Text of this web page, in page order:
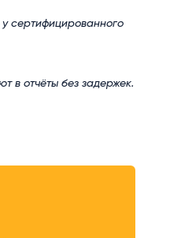
сертифицированного
в отчёты без задержек.